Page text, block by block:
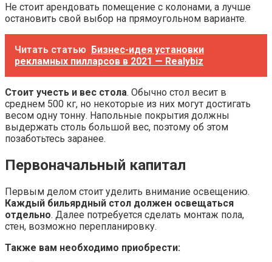
Не стоит арендовать помещение с колонами, а лучше
остановить свой выбор на прямоугольном варианте.
Читать статью Бизнес-идея установки
рекламных пилларсов в 2021 — Realybiz
Стоит учесть и вес стола. Обычно стол весит в
среднем 500 кг, но некоторые из них могут достигать
весом одну тонну. Напольные покрытия должны
выдержать столь большой вес, поэтому об этом
позаботьтесь заранее.
Первоначальный капитал
Первым делом стоит уделить внимание освещению.
Каждый бильярдный стол должен освещаться
отдельно. Далее потребуется сделать монтаж пола,
стен, возможно перепланировку.
Также вам необходимо приобрести: